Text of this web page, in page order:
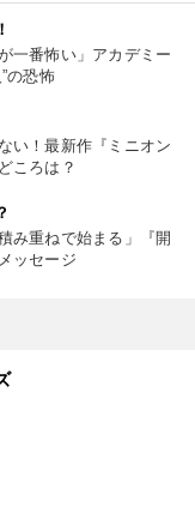
一番怖い」アカデミー
の恐怖
い！最新作『ミニオン
ころは？
み重ねで始まる」『開
ッセージ